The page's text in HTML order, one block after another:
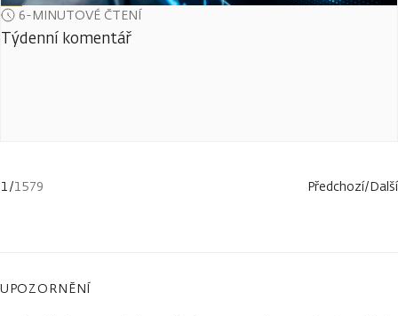
6-MINUTOVÉ ČTENÍ
Týdenní komentář
1/1579 Předchozí/Další
UPOZORNĚNÍ